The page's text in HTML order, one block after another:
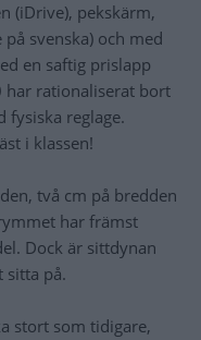
(iDrive), pekskärm,
svenska) och med
en saftig prislapp
har rationaliserat bort
fysiska reglage.
i klassen!
två cm på bredden
har främst
Dock är sittdynan
sitta på.
stort som tidigare,